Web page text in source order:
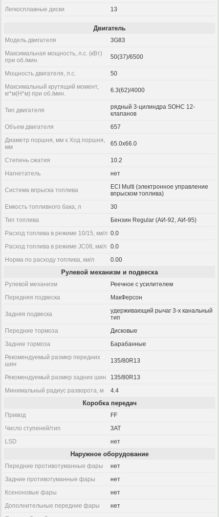
Легкосплавные диски
13
Двигатель
Модель двигателя
3G83
Максимальная мощность, л.с. (кВт)
при об./мин.
50(37)/6500
Мощность двигателя, л.с.
50
Максимальный крутящий момент,
кг*м(Н*м) при об./мин.
6.3(62)/4000
Тип двигателя
рядный 3-цилиндра SOHC 12-
клапанов
Объем двигателя
657
Диаметр поршня, мм x Ход поршня,
мм
65.0x66.0
Степень сжатия
10.2
Нагнетатель
нет
Система впрыска топлива
ECI Multi (электронное управление
впрыском топлива)
Емкость топливного бака, л
30
Тип топлива
Бензин Regular (АИ-92, АИ-95)
Расход топлива в режиме 10/15, км/л 0.0
Расход топлива в режиме JC08, км/л
0.0
Норма по расходу топлива, км/л
0.00
Рулевой механизм и подвеска
Рулевой механизм
Реечное с усилителем
Передняя подвеска
МакФерсон
Задняя подвеска
удерживающий рычаг 3-х канальный
тип
Передние тормоза
Дисковые
Задние тормоза
Барабанные
Рекомендуемый размер передних
шин
135/80R13
Рекомендуемый размер задних шин
135/80R13
Минимальный радиус разворота, м
4.4
Коробка передач
Привод
FF
Число ступеней/тип
3AT
LSD
нет
Наружное оборудование
Передние противотуманные фары
нет
Задние противотуманные фары
нет
Ксеноновые фары
нет
Дополнительные передние фары
нет